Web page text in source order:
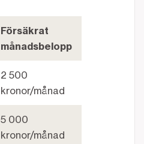
Försäkrat
månadsbelopp
2 500
kronor/månad
5 000
kronor/månad